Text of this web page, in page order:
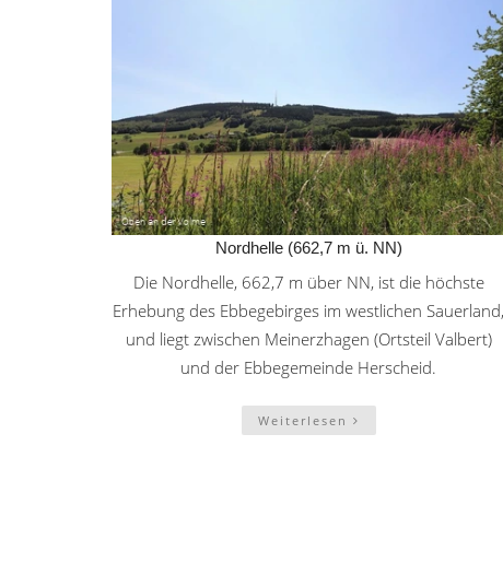
Nordhelle (662,7 m ü. NN)
Die Nordhelle, 662,7 m über NN, ist die höchste
Erhebung des Ebbegebirges im westlichen Sauerland,
und liegt zwischen Meinerzhagen (Ortsteil Valbert)
und der Ebbegemeinde Herscheid.
Weiterlesen